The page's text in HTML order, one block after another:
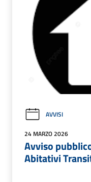
AVVISI
24 MARZO 2026
Avviso
Abitativi